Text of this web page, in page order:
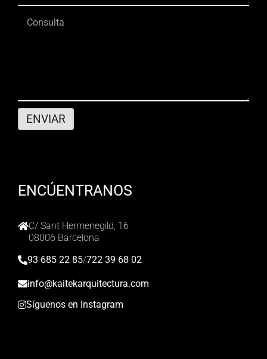
ENCÚENTRANOS
C/ Sant Hermenegild, 16
08006 Barcelona
93 685 22 85/722 39 68 02
info@kaitekarquitectura.com
Síguenos en Instagram